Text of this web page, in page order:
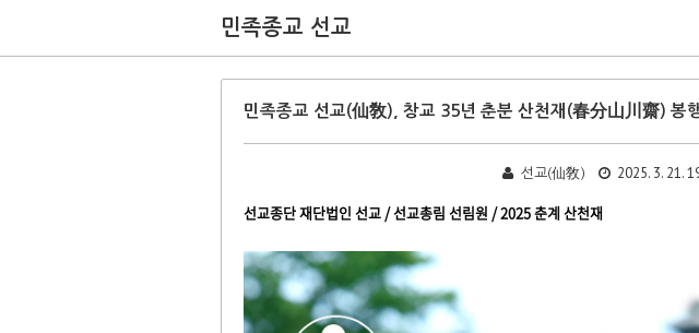
민족종교 선교
민족종교 선교(仙敎), 창교 35년 춘분 산천재(春分山川齋) 봉
선교(仙敎) 2025. 3. 21.
선교종단 재단법인 선교 / 선교총림 선림원 / 2025 춘계 산천재